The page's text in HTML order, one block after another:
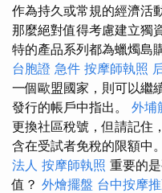
作為持久或常規的經濟活
那麼絕對值得考慮建立獨
特的產品系列都為蠟燭島
台胞證 急件 按摩師執照
一個歐盟國家，則可以繼
發行的帳戶中指出。 外埔
更換社區稅號，但請記住
含在受試者免稅的限額中。
法人 按摩師執照 重要的
值？ 外燴擺盤 台中按摩